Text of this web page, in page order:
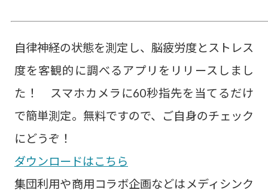
自律神経の状態を測定し、脳疲労度とストレス
度を客観的に調べるアプリをリリースしまし
た！ スマホカメラに60秒指先を当てるだけ
で簡単測定。無料ですので、ご自身のチェック
にどうぞ！
ダウンロードはこちら
集団利用や商用コラボ企画などはメディシンク